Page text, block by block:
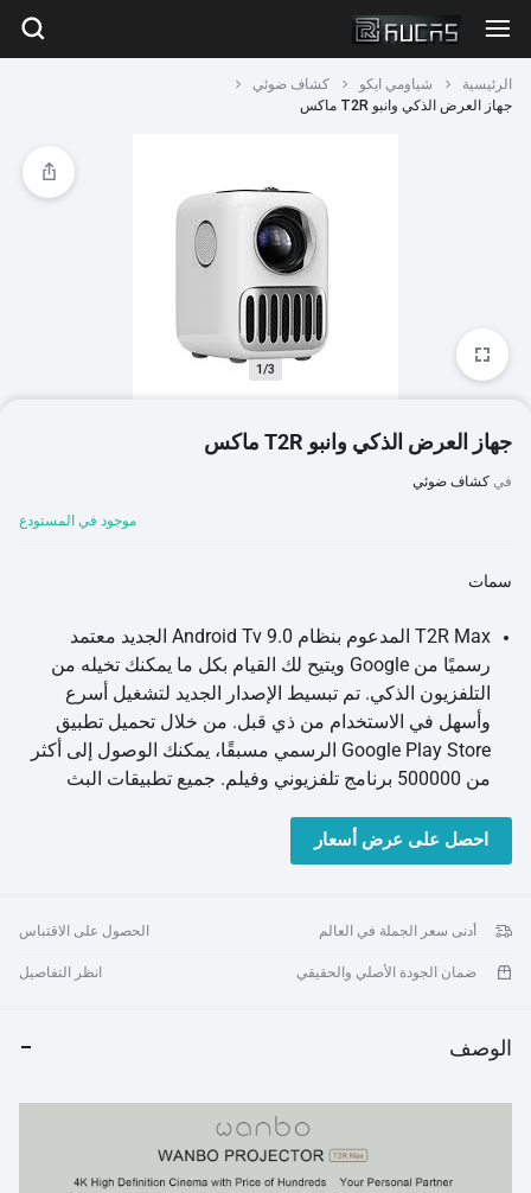
الرئيسية شياومي ايكو
كشاف ضوئي
جهاز العرض الذكي وانبو T2R ماكس
1/3
جهاز العرض الذكي وانبو T2R ماكس
في كشاف ضوئي
موجود في المستودع
سمات
T2R Max المدعوم بنظام Android Tv 9.0 الجديد معتمد
رسميًا من Google ويتيح لك القيام بكل ما يمكنك تخيله من
التلفزيون الذكي. تم تبسيط الإصدار الجديد لتشغيل أسرع
وأسهل في الاستخدام من ذي قبل. من خلال تحميل تطبيق
Google Play Store الرسمي مسبقًا، يمكنك الوصول إلى أكثر
من 500000 برنامج تلفزيوني وفيلم. جميع تطبيقات البث
إلى تحميل التطبيقات غير المعتمدة جانبًا من الإنترنت. قم
بتخصيص شاشتك الرئيسية بسهولة، وقم بإرسال الصور
للحصول على إجابات لأسئلتك أو احصل على توصيات بشأن ما
يتميز جهاز العرض المحمول wanbo t2r max المميز بالكامل
ولاسلكية، وتركيز كهربائي، وتصحيح الانحراف رباعي الأبعاد،
للحصول على عرض مرئي واضح. يتوافق جهاز العرض الصغير
هذا مع تشغيل بدقة 4K. استمتع بألوان زاهية على الشاشة
احصل على عرض أسعار
أدنى سعر الجملة في العالم الحصول على الاقتباس
ضمان الجودة الأصلي والحقيقي انظر التفاصيل
الوصف